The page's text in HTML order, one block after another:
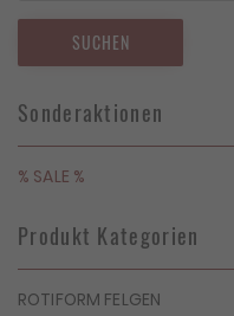
SUCHEN
Sonderaktionen
% SALE %
Produkt Kategorien
ROTIFORM FELGEN